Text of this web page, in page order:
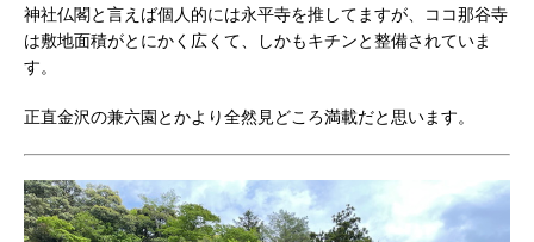
神社仏閣と言えば個人的には永平寺を推してますが、ココ那谷寺
は敷地面積がとにかく広くて、しかもキチンと整備されていま
す。
正直金沢の兼六園とかより全然見どころ満載だと思います。